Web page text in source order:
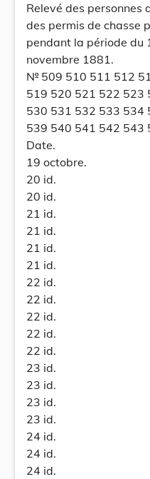
Relevé des personnes
des permis de chasse
pendant la période du
novembre 1881.
№ 509 510 511 512
519 520 521 522 523
530 531 532 533 534
539 540 541 542 543
Date.
19 octobre.
20 id.
20 id.
21 id.
21 id.
21 id.
21 id.
22 id.
22 id.
22 id.
22 id.
22 id.
23 id.
23 id.
23 id.
23 id.
24 id.
24 id.
24 id.